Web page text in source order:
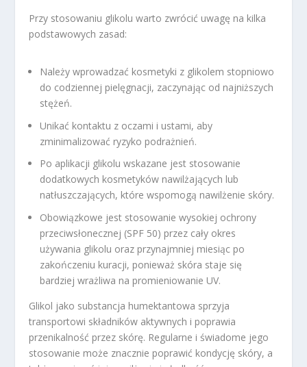
Przy stosowaniu glikolu warto zwrócić uwagę na kilka
podstawowych zasad:
Należy wprowadzać kosmetyki z glikolem stopniowo
do codziennej pielęgnacji, zaczynając od najniższych
stężeń.
Unikać kontaktu z oczami i ustami, aby
zminimalizować ryzyko podrażnień.
Po aplikacji glikolu wskazane jest stosowanie
dodatkowych kosmetyków nawilżających lub
natłuszczających, które wspomogą nawilżenie skóry.
Obowiązkowe jest stosowanie wysokiej ochrony
przeciwsłonecznej (SPF 50) przez cały okres
używania glikolu oraz przynajmniej miesiąc po
zakończeniu kuracji, ponieważ skóra staje się
bardziej wrażliwa na promieniowanie UV.
Glikol jako substancja humektantowa sprzyja
transportowi składników aktywnych i poprawia
przenikalność przez skórę. Regularne i świadome jego
stosowanie może znacznie poprawić kondycję skóry, a